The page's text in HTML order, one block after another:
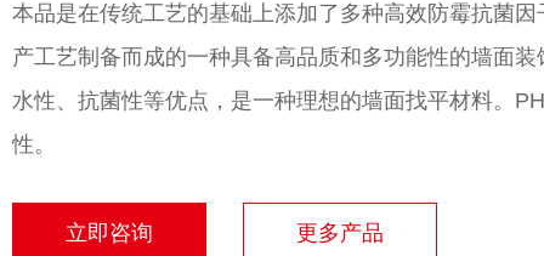
本品是在传统工艺的基础上添加了多种高效防霉抗菌
产工艺制备而成的一种具备高品质和多功能性的墙面
水性、抗菌性等优点，是一种理想的墙面找平材料。
性。
立即咨询 更多产品